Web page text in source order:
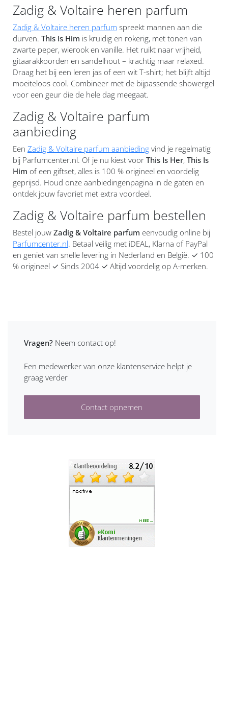
Zadig & Voltaire heren parfum
Zadig & Voltaire heren parfum spreekt mannen aan die
durven. This Is Him is kruidig en rokerig, met tonen van
zwarte peper, wierook en vanille. Het ruikt naar vrijheid,
gitaarakkoorden en sandelhout – krachtig maar relaxed.
Draag het bij een leren jas of een wit T-shirt; het blijft altijd
moeiteloos cool. Combineer met de bijpassende showergel
voor een geur die de hele dag meegaat.
Zadig & Voltaire parfum
aanbieding
Een Zadig & Voltaire parfum aanbieding vind je regelmatig
bij Parfumcenter.nl. Of je nu kiest voor This Is Her, This Is
Him of een giftset, alles is 100 % origineel en voordelig
geprijsd. Houd onze aanbiedingenpagina in de gaten en
ontdek jouw favoriet met extra voordeel.
Zadig & Voltaire parfum bestellen
Bestel jouw Zadig & Voltaire parfum eenvoudig online bij
Parfumcenter.nl. Betaal veilig met iDEAL, Klarna of PayPal
en geniet van snelle levering in Nederland en België. ✓ 100
% origineel ✓ Sinds 2004 ✓ Altijd voordelig op A-merken.
Vragen? Neem contact op!
Een medewerker van onze klantenservice helpt je
graag verder
Contact opnemen